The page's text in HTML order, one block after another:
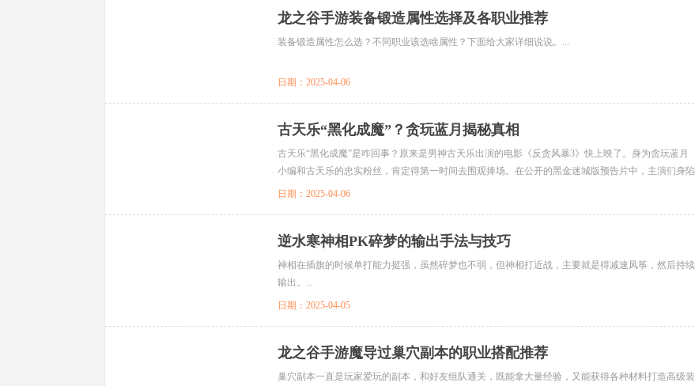
龙之谷手游装备锻造属性选择及各职业推荐
装备锻造属性怎么选？不同职业该选啥属性？下面给大家详细说说。...
日期：2025-04-06
古天乐“黑化成魔”？贪玩蓝月揭秘真相
古天乐“黑化成魔”是咋回事？原来是男神古天乐出演的电影《反贪风暴3》快上映了。身为贪玩蓝月
小编和古天乐的忠实粉丝，肯定得第一时间去围观捧场。在公开的黑金迷城版预告片中，主演们身陷
错综复杂的百亿迷局，连...
日期：2025-04-06
逆水寒神相PK碎梦的输出手法与技巧
神相在插旗的时候单打能力挺强，虽然碎梦也不弱，但神相打近战，主要就是得减速风筝，然后持续
输出。...
日期：2025-04-05
龙之谷手游魔导过巢穴副本的职业搭配推荐
巢穴副本一直是玩家爱玩的副本，和好友组队通关，既能拿大量经验，又能获得各种材料打造高级装